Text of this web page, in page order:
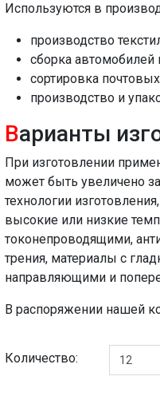
Используются в
производство
сборка автомобилей
сортировка
производство и
Варианты
При изготовлении
может быть увеличено
технологии
высокие или низкие
токонепроводящими,
трения, материалы с
направляющими и
В распоряжении нашей
Количество: